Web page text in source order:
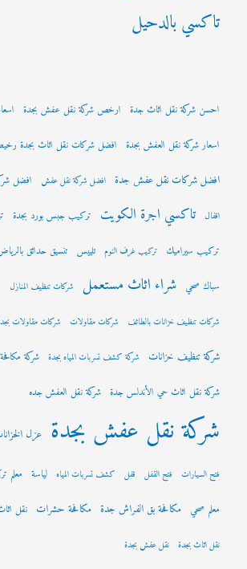
تاكسي بالدحيل
احسن شركة نقل اثاث جدة ارخص شركة نقل عفش بجدة
اسعار شركة نقل العفش بجدة افضل شركات نقل اثاث بجدة
افضل شركات نقل عفش جدة افضل شركة نقل عفش افضل
اقفال تاكسي اجرة الكويت تركيب جبس بورد بجدة
تركيب سيراميك تركيب غرف النوم تلييس تنسيق حدائق
سباك صحي شراء اثاث مستعمل شركات تنظيف المنازل
شركات تنظيف خزانات بالطائف شركات مقاولات شركات مقاولات
شركة تنظيف خزانات شركة كشف تسربات المياه بجدة شركة
شركة نقل اثاث حي الأندلس جدة شركة نقل العفش جده
شركة نقل عفش بجدة عزل
فتح السيارات فتح القفل قفل كشف تسربات المياه لياسة معلم
معلم صحي مكافحة بق الفراش جدة مكافحة حشرات نقل
نقل اثاث بجدة نقل عفش بجدة